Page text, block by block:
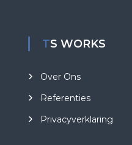
TS WORKS
Over Ons
Referenties
Privacyverklaring